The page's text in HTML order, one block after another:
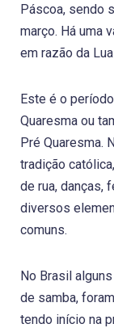
Páscoa, sendo
março. Há uma
em razão da
Este é o
Quaresma ou
Pré Quaresma.
tradição
de rua, danças,
diversos
comuns.
No Brasil
de samba,
tendo início na